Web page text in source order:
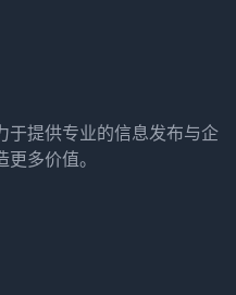
于提供专业的信息发布与企
多价值。